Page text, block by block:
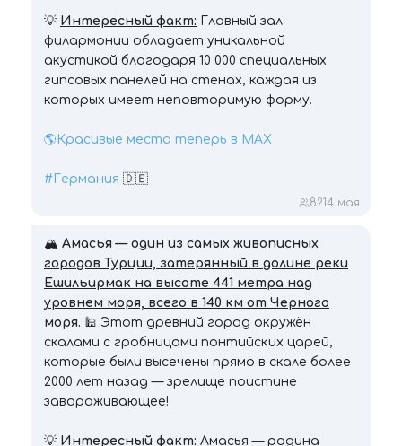
💡 Интересный факт: Главный зал
филармонии обладает уникальной
акустикой благодаря 10 000 специальных
гипсовых панелей на стенах, каждая из
которых имеет неповторимую форму.
🌎Красивые места теперь в MAX
#Германия 🇩🇪
8214 мая
🏔 Амасья — один из самых живописных
городов Турции, затерянный в долине реки
Ешильирмак на высоте 441 метра над
уровнем моря, всего в 140 км от Черного
моря. 🕌 Этот древний город окружён
скалами с гробницами понтийских царей,
которые были высечены прямо в скале более
2000 лет назад — зрелище поистине
завораживающее!
💡 Интересный факт: Амасья — родина